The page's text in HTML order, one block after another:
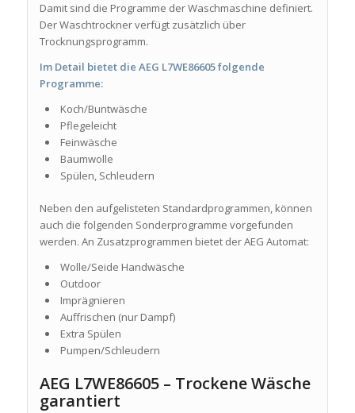
Damit sind die Programme der Waschmaschine definiert.
Der Waschtrockner verfügt zusätzlich über
Trocknungsprogramm.
Im Detail bietet die AEG L7WE86605 folgende
Programme:
Koch/Buntwäsche
Pflegeleicht
Feinwäsche
Baumwolle
Spülen, Schleudern
Neben den aufgelisteten Standardprogrammen, können
auch die folgenden Sonderprogramme vorgefunden
werden. An Zusatzprogrammen bietet der AEG Automat:
Wolle/Seide Handwäsche
Outdoor
Imprägnieren
Auffrischen (nur Dampf)
Extra Spülen
Pumpen/Schleudern
AEG L7WE86605 – Trockene Wäsche
garantiert